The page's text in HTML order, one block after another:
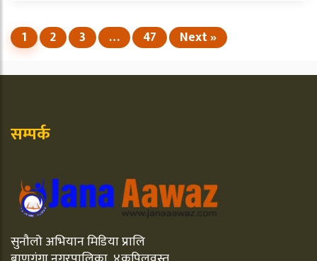
1 2 3 … 47 Next »
सम्पर्क
सुनौलो अभियान मिडिया प्रालि